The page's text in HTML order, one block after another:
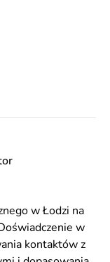
w Łodzi na
w
kontaktów z